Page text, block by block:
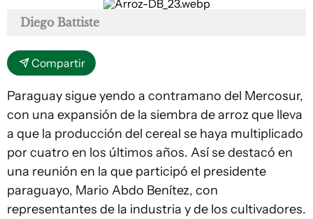
Diego Battiste
Compartir
Paraguay sigue yendo a contramano del Mercosur,
con una expansión de la siembra de arroz que lleva
a que la producción del cereal se haya multiplicado
por cuatro en los últimos años. Así se destacó en
una reunión en la que participó el presidente
paraguayo, Mario Abdo Benítez, con
representantes de la industria y de los cultivadores.